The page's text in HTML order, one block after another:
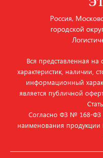
Россия,
городской
Вся представленная
характеристик, наличии,
информационный
является публичной
Согласно ФЗ № 168‑ФЗ
наименования продукции